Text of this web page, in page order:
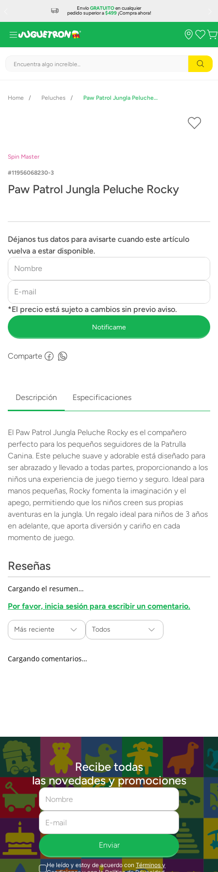
EnvíoGRATUITOen cualquier
pedido superior a$499¡Compra ahora!
Encuentra algo increíble...
Peluches Paw Patrol Jungla Peluche Rocky
Spin Master
11956068230-3
Paw Patrol Jungla Peluche Rocky
Déjanos tus datos para avisarte cuando este artículo
vuelva a estar disponible.
Comparte
Descripción Especificaciones
El Paw Patrol Jungla Peluche Rocky es el compañero
perfecto para los pequeños seguidores de la Patrulla
Canina. Este peluche suave y adorable está diseñado para
ser abrazado y llevado a todas partes, proporcionando a los
niños una experiencia de juego tierno y seguro. Ideal para
manos pequeñas, Rocky fomenta la imaginación y el
apego, permitiendo que los niños creen sus propias
aventuras en la jungla. Un regalo ideal para niños de 3 años
en adelante, que aporta diversión y cariño en cada
momento de juego.
Reseñas
Cargando el resumen…
Por favor, inicia sesión para escribir un comentario.
Más reciente Todos
Cargando comentarios…
Recibe todas
las novedades y promociones
Enviar
He leído y estoy de acuerdo con Términos y